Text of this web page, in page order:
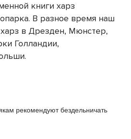
книги харз
В разное время наш
в Дрезден, Мюнстер,
Голландии,
рекомендуют бездельничать